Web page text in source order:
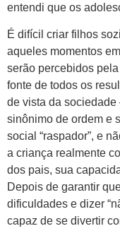
entendi que os
É difícil criar filhos
aqueles momentos
serão percebidos
fonte de todos os
de vista da sociedade
sinônimo de ordem e
social “raspador”, e
a criança realmente
dos pais, sua
Depois de garantir
dificuldades e dizer
capaz de se divertir